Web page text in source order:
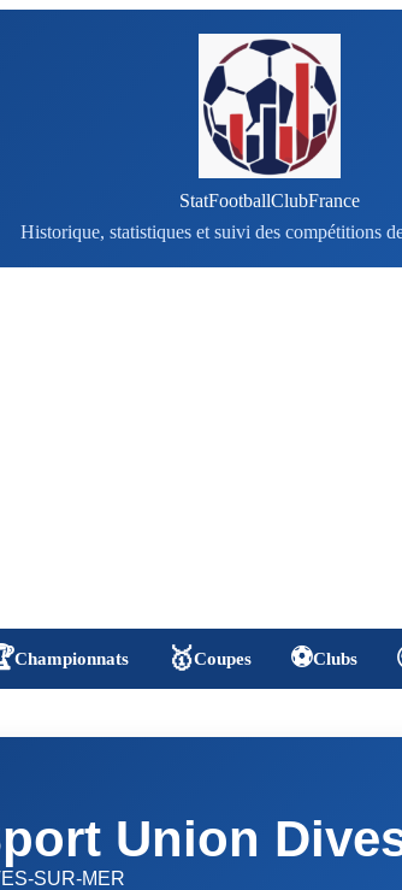
StatFootballClubFrance
Historique, statistiques et suivi des compétitions
Championnats 🥇Coupes ⚽Clubs
Union
SUR-MER